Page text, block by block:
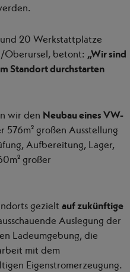
20 Werkstattplätze
Oberursel, betont: „Wir sind
Standort durchstarten
wir den Neubau eines VW-
großen Ausstellung
Aufbereitung, Lager,
großer
gezielt auf zukünftige
Auslegung der
Ladeumgebung, die
mit dem
Eigenstromerzeugung.